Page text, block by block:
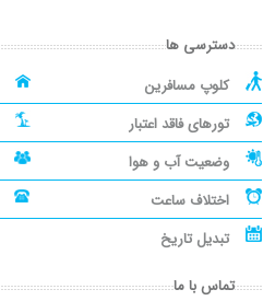
دسترسی ها
کلوپ مسافرین
تورهای فاقد اعتبار
وضعیت آب و هوا
اختلاف ساعت
تبدیل تاریخ
تماس با ما